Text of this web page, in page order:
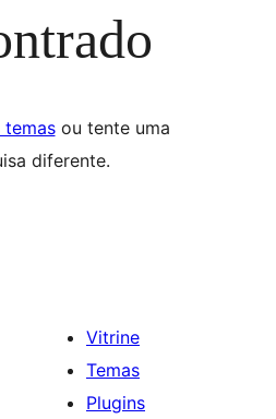
ou tente uma
diferente.
Vitrine
Temas
Plugins